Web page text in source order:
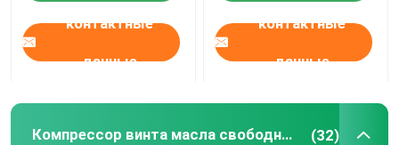
контактные
данные
контактные
данные
Компрессор винта масла свободный (32)